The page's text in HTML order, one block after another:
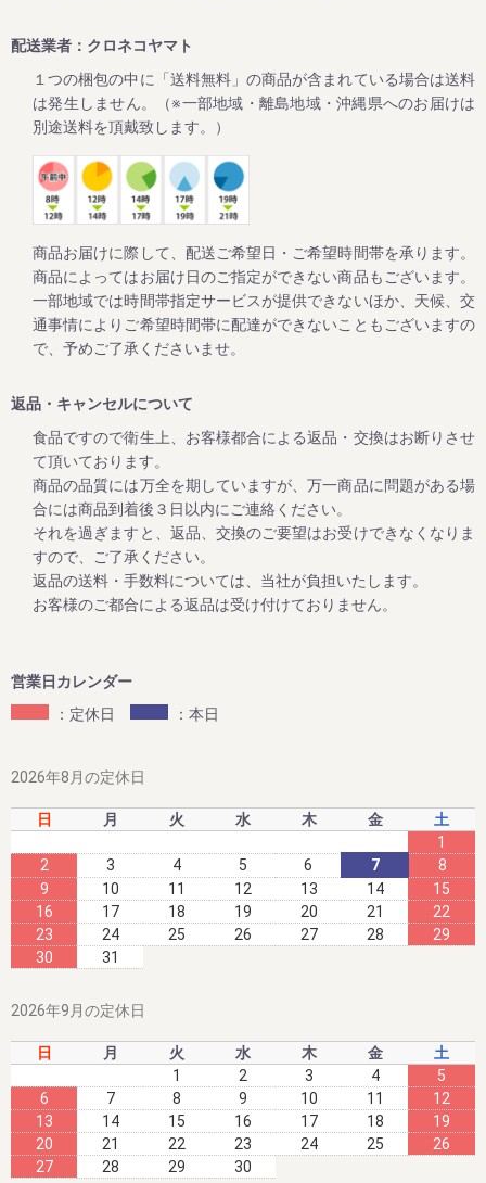
今回、塩分20%超えの超しょっぱい梅干し「THE梅干ししょ
っぱMAX」をオンラインショップでも販売致します。
これからますます暑くなりますので、外作業やスポーツ時の
塩分補給や友達との話題に。
一度食べると超しょっぱいけど病みつきになると、リピータ
2024/02/01
開催！
毎年大好評をいただいてる梅企画です。
期間は２月１日よりスタート。
ご家庭用の紀州南高梅がお得にお買い求めいただけます。
さらに今回もキャンペーン期間中にお買上げいただいたお客
2023/10/12
高級南高梅がお買い得！秋・冬お買い得キャンペーン開催
（12月25日まで）
この度、2023年12月25日までの期間中、高級南高梅のご家
庭用梅干1kg×2個セットと1kg×3個セットが大変お得にお買
い求めいただけるお買い得企画を開催します。また、期間中
さい。
夏のお買い得企画 ～夏のダブル企画のご案内～
毎年大好評をいただいてる梅企画です。
期間は８月末まで。
2023/06/09
新梅ご予約開始！ ～夏のダブル企画のご案内～
だ、紀州南高梅 しそ漬け 1.2kg。
いつもご愛顧いただいている皆様に、いち早くお届けした
い!!
そんな想いで、今年も早期ご予約スタート!!!!
配送業者：クロネコヤマト
１つの梱包の中に「送料無料」の商品が含まれている場合は送料
は発生しません。（※一部地域・離島地域・沖縄県へのお届けは
別途送料を頂戴致します。）
商品お届けに際して、配送ご希望日・ご希望時間帯を承ります。
商品によってはお届け日のご指定ができない商品もございます。
一部地域では時間帯指定サービスが提供できないほか、天候、交
通事情によりご希望時間帯に配達ができないこともございますの
で、予めご了承くださいませ。
返品・キャンセルについて
食品ですので衛生上、お客様都合による返品・交換はお断りさせ
て頂いております。
商品の品質には万全を期していますが、万一商品に問題がある場
合には商品到着後３日以内にご連絡ください。
それを過ぎますと、返品、交換のご要望はお受けできなくなりま
すので、ご了承ください。
返品の送料・手数料については、当社が負担いたします。
お客様のご都合による返品は受け付けておりません。
営業日カレンダー
：定休日
：本日
2026年8月の定休日
日 月 火 水 木 金
土
1
2
3 4 5 6 7
8
9
10 11 12 13 14
15
16
17 18 19 20 21
22
23
24 25 26 27 28
29
30
31
2026年9月の定休日
日 月 火 水 木 金
土
1
2 3 4
5
6
7 8 9 10 11
12
13
14 15 16 17 18
19
20
21 22 23 24 25
26
27
28 29 30